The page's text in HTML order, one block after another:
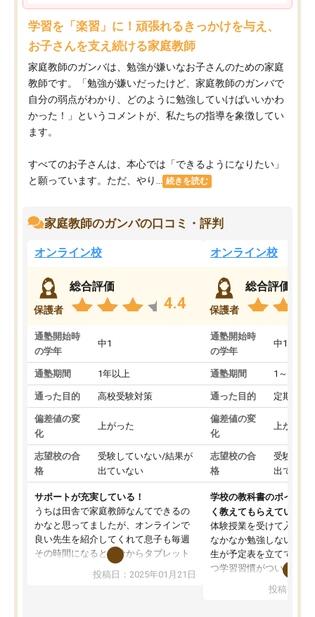
学習を「楽習」に！頑張れるきっかけを与え、
お子さんを支え続ける家庭教師
家庭教師のガンバは、勉強が嫌いなお子さんのための家庭
教師です。「勉強が嫌いだったけど、家庭教師のガンバで
自分の弱点がわかり、どのように勉強していけばいいかわ
かった！」というコメントが、私たちの指導を象徴してい
ます。
すべてのお子さんは、本心では「できるようになりたい」
と願っています。ただ、やり...
続きを読む
家庭教師のガンバの口コミ・評判
オンライン校
保護者
総合評価
4.4
通塾開始時
の学年
中1
通塾期間 1年以上
通った目的 高校受験対策
偏差値の変
化
上がった
志望校の合
格
受験していない/結果が
出ていない
サポートが充実している！
うちは田舎で家庭教師なんてできるの
かなと思ってましたが、オンラインで
良い先生を紹介してくれて息子も毎週
その時間になると自分からタブレット
を開いてzoomを繋げるようになりまし
た！5科目なんでもOKなのもとても気
投稿日：2025年01月21日
オンライン校
保護者
総合評価
通塾開始時
の学年
中1
通塾期間 1～3ヵ月
通った目的 定期テス
偏差値の変
化
上がった
志望校の合
格
受験して
出ていな
学校の教科書のポイント
く教えてもらえている
体験授業を受けて入塾し
なかなか勉強しない息子
生が予定表を立ててくれ
つ学習習慣がついてきま
指導が無い日も予定表
投稿日：